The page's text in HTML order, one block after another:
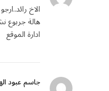
الاخ
هالة جربوع
ادارة الموقع
جاسم عبود